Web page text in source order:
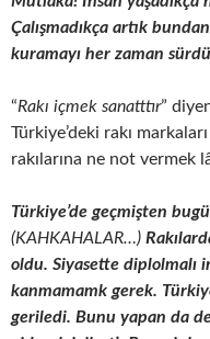
Çalışmadıkça artık
kuramayı her zaman
“Rakı içmek sanatttır”
Türkiye’deki rakı
rakılarına ne not vermek
Türkiye’de geçmişten
(KAHKAHALAR…)
oldu. Siyasette diplolmalı
kanmamamk gerek.
geriledi. Bunu yapan da